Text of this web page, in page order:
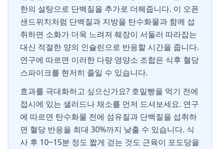
한의 설탕으로 단백질을 추가로 더해줍니다. 이 오픈
샌드위치처럼 단백질과 지방을 탄수화물과 함께 섭
취하면 소화가 더욱 느려져 췌장이 서둘러 따라잡는
대신 적절한 양의 인슐린으로 반응할 시간을 줍니다.
연구에 따르면 이러한 다량 영양소 조합은 식후 혈당
스파이크를 현저히 줄일 수 있습니다.
효과를 극대화하고 싶으신가요? 호밀빵을 먹기 전에
접시에 있는 샐러드나 채소를 먼저 드셔보세요. 연구
에 따르면 탄수화물 전에 섬유질과 단백질을 섭취하
면 혈당 반응을 최대 30%까지 낮출 수 있습니다. 식
사 후 10~15분 정도 짧게 걷는 것도 근육이 포도당을